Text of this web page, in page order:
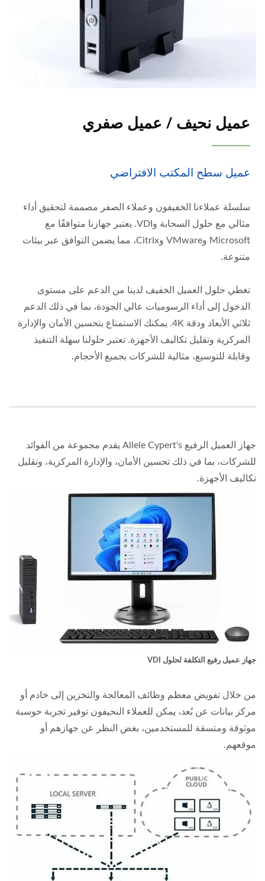
عميل نحيف / عميل صفري
عميل سطح المكتب الافتراضي
سلسلة عملاءنا الخفيفون وعملاء الصفر مصممة لتحقيق أداء
مثالي مع حلول السحابة وVDI. يعتبر جهازنا متوافقًا مع
Microsoft وVMware وCitrix، مما يضمن التوافق عبر بيئات
متنوعة.
تغطي حلول العميل الخفيف لدينا من الدعم على مستوى
الدخول إلى أداء الرسوميات عالي الجودة، بما في ذلك الدعم
ثلاثي الأبعاد ودقة 4K. يمكنك الاستمتاع بتحسين الأمان والإدارة
المركزية وتقليل تكاليف الأجهزة. تعتبر حلولنا سهلة التنفيذ
وقابلة للتوسيع، مثالية للشركات بجميع الأحجام.
جهاز العميل الرفيع Allele Cypert's يقدم مجموعة من الفوائد
للشركات، بما في ذلك تحسين الأمان، والإدارة المركزية، وتقليل
تكاليف الأجهزة.
جهاز عميل رفيع التكلفة لحلول VDI
من خلال تفويض معظم وظائف المعالجة والتخزين إلى خادم أو
مركز بيانات عن بُعد، يمكن للعملاء النحيفون توفير تجربة حوسبة
موثوقة ومتسقة للمستخدمين، بغض النظر عن جهازهم أو
موقعهم.